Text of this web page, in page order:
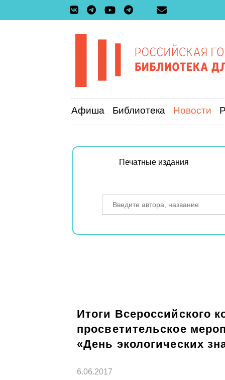
Афиша Библиотека Новости
Печатные издания
Итоги Всероссийского
просветительское
«День экологических
6.06.2017